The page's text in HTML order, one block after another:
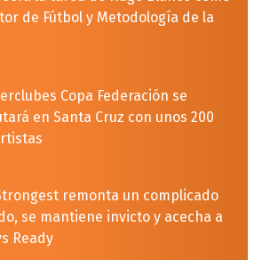
de Fútbol y Metodología de la
Copa Federación se
en Santa Cruz con unos 200
remonta un complicado
se mantiene invicto y acecha a
Ready